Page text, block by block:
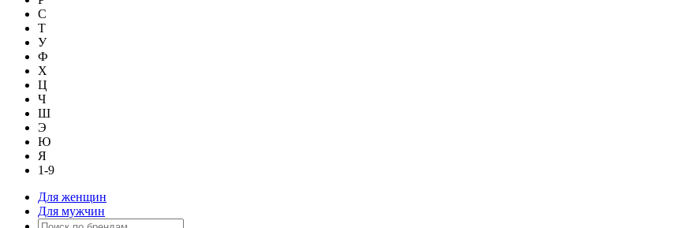
С
Т
У
Ф
Х
Ц
Ч
Ш
Э
Ю
Я
1-9
Для женщин
Для мужчин